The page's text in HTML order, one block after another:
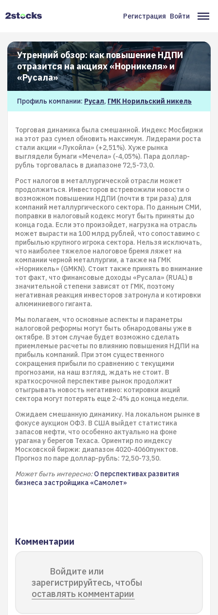
Меню
учётной
записи
пользователя
Регистрация Войти
Утренний обзор: как повышение НДПИ
отразится на акциях «Норникеля» и
«Русала»
Профиль компании: Русал, ГМК Норильский никель
Торговая динамика была смешанной. Индекс Мосбиржи
на этот раз сумел обновить максимум. Лидерами роста
стали акции «Лукойла» (+2,51%). Хуже рынка
выглядели бумаги «Мечела» (-4,05%). Пара доллар-
рубль торговалась в диапазоне 72,5-73,0.
Рост налогов в металлургической отрасли может
продолжиться. Инвесторов встревожили новости о
возможном повышении НДПИ (почти в три раза) для
компаний металлургического сектора. По данным СМИ,
поправки в налоговый кодекс могут быть приняты до
конца года. Если это произойдет, нагрузка на отрасль
может вырасти на 100 млрд рублей, что сопоставимо с
прибылью крупного игрока сектора. Нельзя исключать,
что наиболее тяжелое налоговое бремя ляжет на
компании черной металлургии, а также на ГМК
«Норникель» (GMKN). Стоит также принять во внимание
тот факт, что финансовые доходы «Русала» (RUAL) в
значительной степени зависят от ГМК, поэтому
негативная реакция инвесторов затронула и котировки
алюминиевого гиганта.
Мы полагаем, что основные аспекты и параметры
налоговой реформы могут быть обнародованы уже в
октябре. В этом случае будет возможно сделать
приемлемые расчеты по влиянию повышения НДПИ на
прибыль компаний. При этом существенного
сокращения прибыли по сравнению с текущими
прогнозами, на наш взгляд, ждать не стоит. В
краткосрочной перспективе рынок продолжит
отыгрывать новость негативно: котировки акций
сектора могут потерять еще 2-4% до конца недели.
Ожидаем смешанную динамику. На локальном рынке в
фокусе аукцион ОФЗ. В США выйдет статистика
запасов нефти, что особенно актуально на фоне
урагана у берегов Техаса. Ориентир по индексу
Московской биржи: диапазон 4020-4060пунктов.
Прогноз по паре доллар-рубль: 72,50-73,50.
Может быть интересно: О перспективах развития
бизнеса застройщика «Самолет»
Комментарии
Войдите или
зарегистрируйтесь, чтобы
оставлять комментарии